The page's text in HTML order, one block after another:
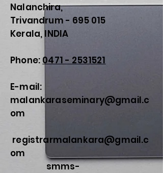
Nalanchira,
Trivandrum - 695 015
Kerala, INDIA
Phone: 0471 - 2531521
E-mail:
malankaraseminary@gmail.c
om
registrarmalankara@gmail.c
om
smms-